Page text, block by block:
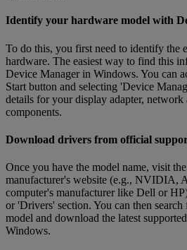
Identify your hardware model with
To do this, you first need to identify the
hardware. The easiest way to find this
Device Manager in Windows. You can
Start button and selecting 'Device
details for your display adapter, network
components.
Download drivers from official
Once you have the model name, visit
manufacturer's website (e.g., NVIDIA,
computer's manufacturer like Dell or
or 'Drivers' section. You can then
model and download the latest
Windows.